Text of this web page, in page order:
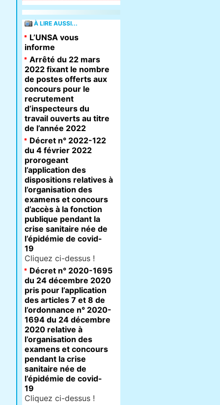
À LIRE AUSSI...
L’UNSA vous
informe
Arrêté du 22 mars
2022 fixant le nombre
de postes offerts aux
concours pour le
recrutement
d’inspecteurs du
travail ouverts au titre
de l’année 2022
Décret n° 2022-122
du 4 février 2022
prorogeant
l’application des
dispositions relatives à
l’organisation des
examens et concours
d’accès à la fonction
publique pendant la
crise sanitaire née de
l’épidémie de covid-
19
Cliquez ci-dessus !
Décret n° 2020-1695
du 24 décembre 2020
pris pour l’application
des articles 7 et 8 de
l’ordonnance n° 2020-
1694 du 24 décembre
2020 relative à
l’organisation des
examens et concours
pendant la crise
sanitaire née de
l’épidémie de covid-
19
Cliquez ci-dessus !